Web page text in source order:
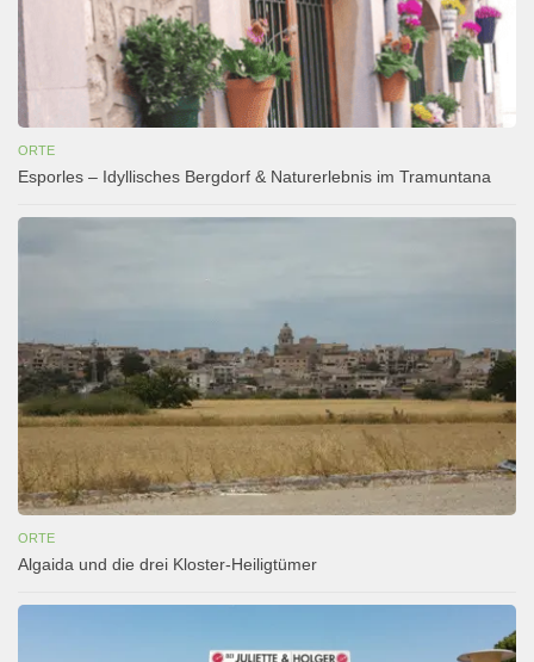
ORTE
Esporles – Idyllisches Bergdorf & Naturerlebnis im Tramuntana
ORTE
Algaida und die drei Kloster-Heiligtümer